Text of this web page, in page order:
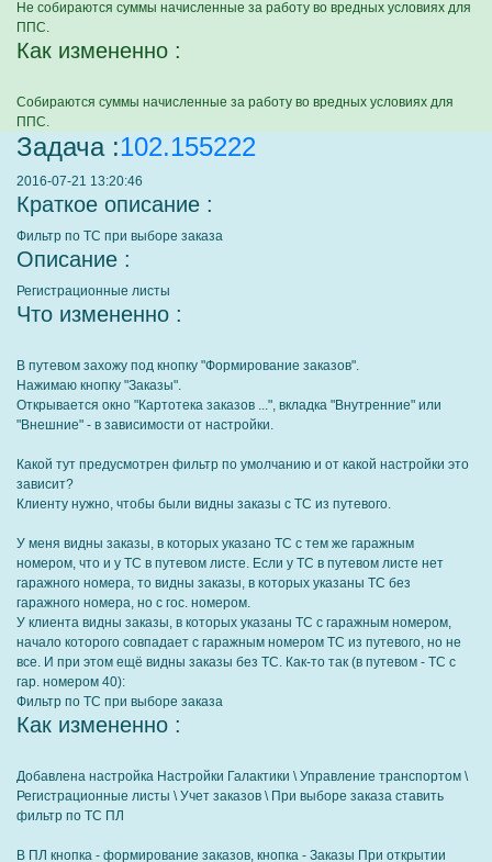
Не собираются суммы начисленные за работу во вредных условиях для
ППС.
Как измененно :
Собираются суммы начисленные за работу во вредных условиях для
ППС.
Задача :102.155222
2016-07-21 13:20:46
Краткое описание :
Фильтр по ТС при выборе заказа
Описание :
Регистрационные листы
Что измененно :
В путевом захожу под кнопку "Формирование заказов".
Нажимаю кнопку "Заказы".
Открывается окно "Картотека заказов ...", вкладка "Внутренние" или
"Внешние" - в зависимости от настройки.
Какой тут предусмотрен фильтр по умолчанию и от какой настройки это
зависит?
Клиенту нужно, чтобы были видны заказы с ТС из путевого.
У меня видны заказы, в которых указано ТС с тем же гаражным
номером, что и у ТС в путевом листе. Если у ТС в путевом листе нет
гаражного номера, то видны заказы, в которых указаны ТС без
гаражного номера, но с гос. номером.
У клиента видны заказы, в которых указаны ТС с гаражным номером,
начало которого совпадает с гаражным номером ТС из путевого, но не
все. И при этом ещё видны заказы без ТС. Как-то так (в путевом - ТС с
гар. номером 40):
Фильтр по ТС при выборе заказа
Как измененно :
Добавлена настройка Настройки Галактики \ Управление транспортом \
Регистрационные листы \ Учет заказов \ При выборе заказа ставить
фильтр по ТС ПЛ
В ПЛ кнопка - формирование заказов, кнопка - Заказы При открытии